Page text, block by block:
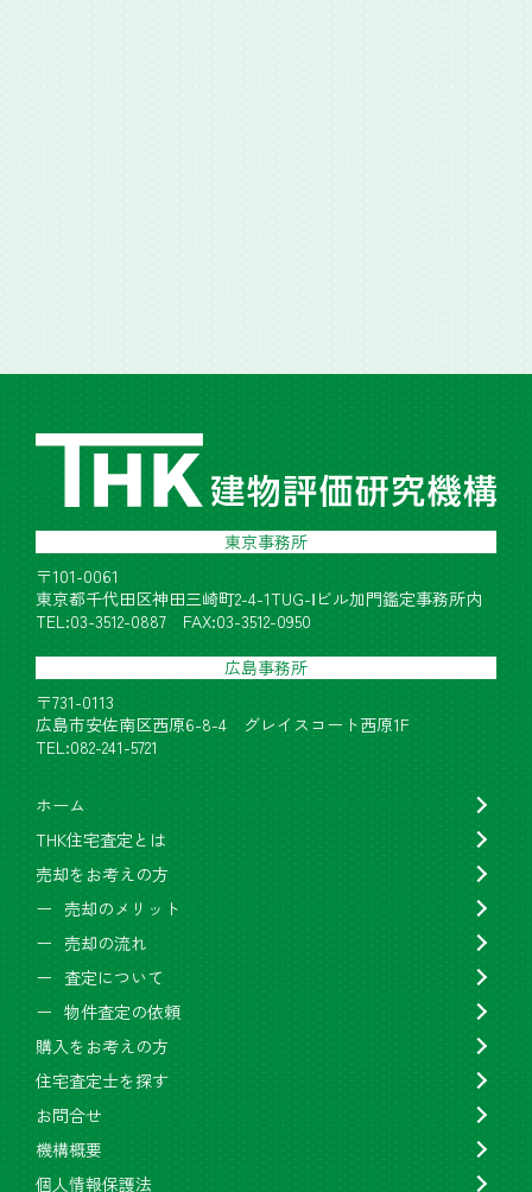
東京事務所
〒101-0061
東京都千代田区神田三崎町2-4-1TUG-Ⅰビル加門鑑定事務所内
TEL:03-3512-0887 FAX:03-3512-0950
広島事務所
〒731-0113
広島市安佐南区西原6-8-4 グレイスコート西原1F
TEL:082-241-5721
ホーム
THK住宅査定とは
売却をお考えの方
売却のメリット
売却の流れ
査定について
物件査定の依頼
購入をお考えの方
住宅査定士を探す
お問合せ
機構概要
個人情報保護法